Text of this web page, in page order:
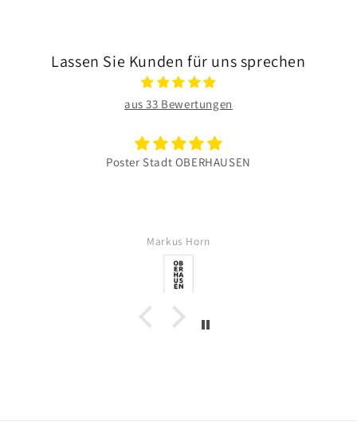
Lassen Sie Kunden für uns sprechen
aus 33 Bewertungen
Poster Stadt OBERHAUSEN
Markus Horn